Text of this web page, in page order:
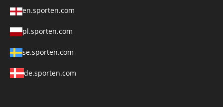
en.sporten.com
pl.sporten.com
se.sporten.com
de.sporten.com